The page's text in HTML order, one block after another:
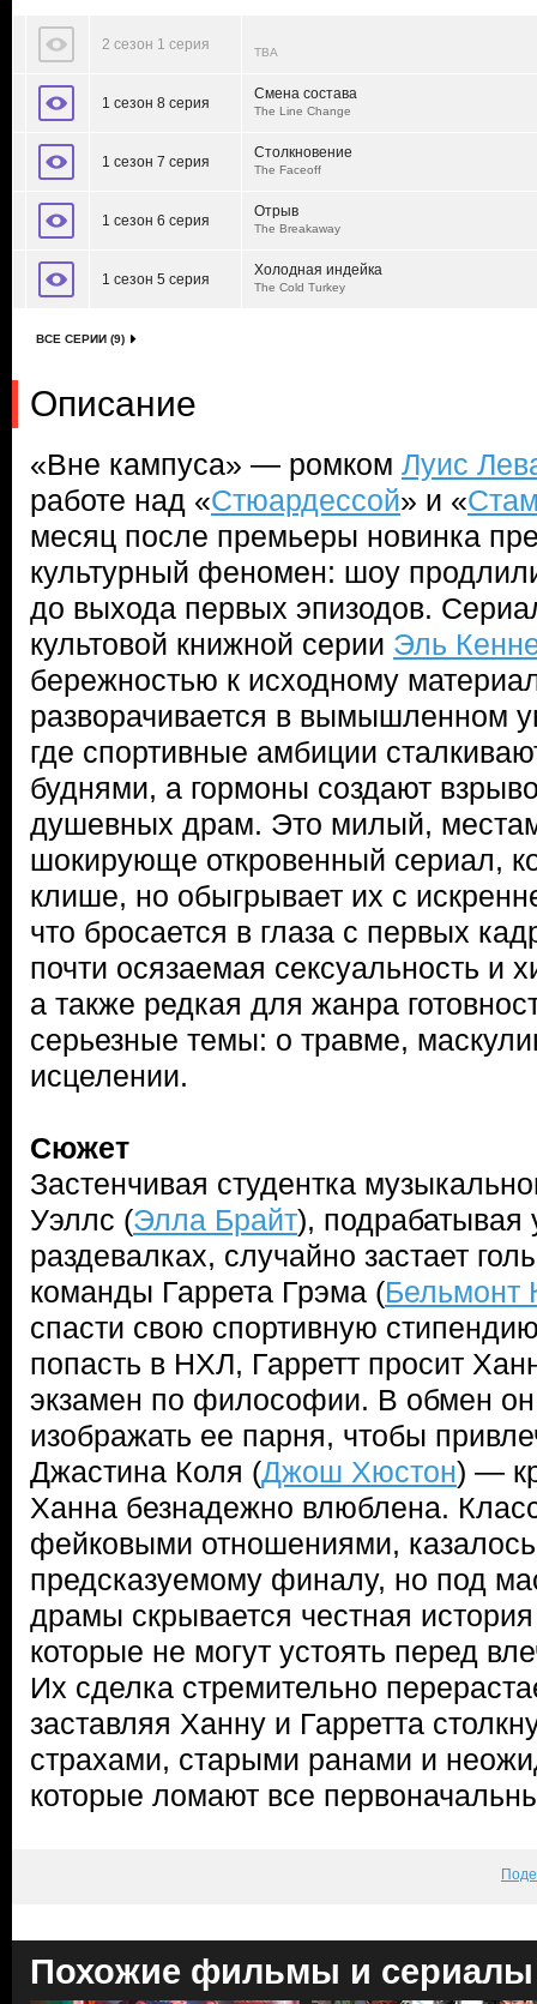
2 сезон 1 серия TBA
1 сезон 8 серия
Смена состава
The Line Change
1 сезон 7 серия
Столкновение
The Faceoff
1 сезон 6 серия
Отрыв
The Breakaway
1 сезон 5 серия
Холодная индейка
The Cold Turkey
ВСЕ СЕРИИ (9)
Описание
«Вне кампуса» — ромком Луис
работе над «Стюардессой» и «
месяц после премьеры новинка
культурный феномен: шоу
до выхода первых эпизодов.
культовой книжной серии Эль
бережностью к исходному
разворачивается в вымышленном
где спортивные амбиции
буднями, а гормоны создают
душевных драм. Это милый,
шокирующе откровенный сериал,
клише, но обыгрывает их с
что бросается в глаза с первых
почти осязаемая сексуальность и
а также редкая для жанра
серьезные темы: о травме,
исцелении.
Сюжет
Застенчивая студентка
Уэллс (Элла Брайт), подрабатывая
раздевалках, случайно застает
команды Гаррета Грэма (Бельмонт
спасти свою спортивную
попасть в НХЛ, Гарретт просит
экзамен по философии. В обмен он
изображать ее парня, чтобы
Джастина Коля (Джош Хюстон) —
Ханна безнадежно влюблена.
фейковыми отношениями,
предсказуемому финалу, но под
драмы скрывается честная
которые не могут устоять перед
Их сделка стремительно
заставляя Ханну и Гарретта
страхами, старыми ранами и
которые ломают все
Похожие фильмы и сериалы